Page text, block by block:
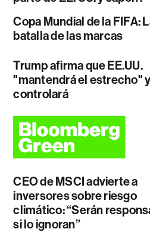
Copa Mundial de la FIFA:
batalla de las marcas
Trump afirma que EE.UU.
"mantendrá el estrecho"
controlará
CEO de MSCI advierte a
inversores sobre riesgo
climático: “Serán
si lo ignoran”